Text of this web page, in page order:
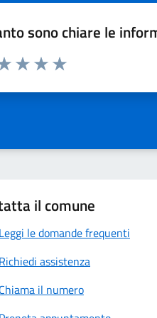
sono chiare le
da 1 a 5 stelle la pagina
il comune
Leggi le domande frequenti
Richiedi assistenza
Chiama il numero